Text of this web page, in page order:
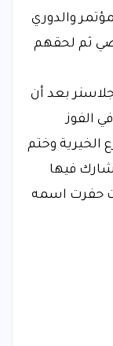
والدوري
ثم لحقهم
بعد أن
الفوز
الخيرية وختم
شارك فيها
حفرت اسمه